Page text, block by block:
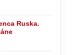
Ruska.